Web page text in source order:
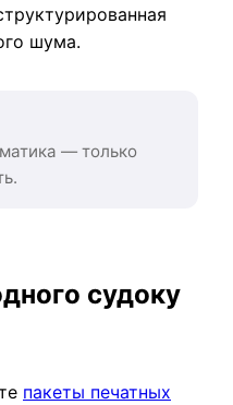
шума.
— только
судоку
пакеты печатных